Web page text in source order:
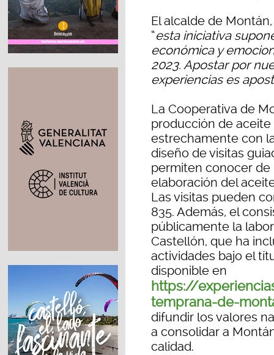
El alcalde de
“esta iniciativa
económica y
2023. Apostar por
experiencias es
La Cooperativa de
producción de
estrechamente con
diseño de visitas
permiten conocer
elaboración del
Las visitas pueden
835. Además, el
públicamente la
Castellón, que ha
actividades bajo el
disponible en
https://
temprana-de-
difundir los valores
a consolidar a
calidad.